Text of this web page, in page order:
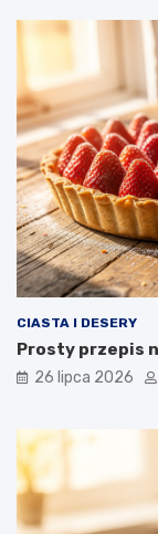
CIASTA I DESERY
Prosty przepis
26 lipca 2026